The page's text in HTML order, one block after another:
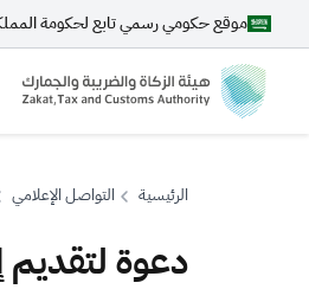
موقع حكومي رسمي تابع لحكومة
بحث
الرئيسية التواصل الإعلامي
دعوة لتقديم